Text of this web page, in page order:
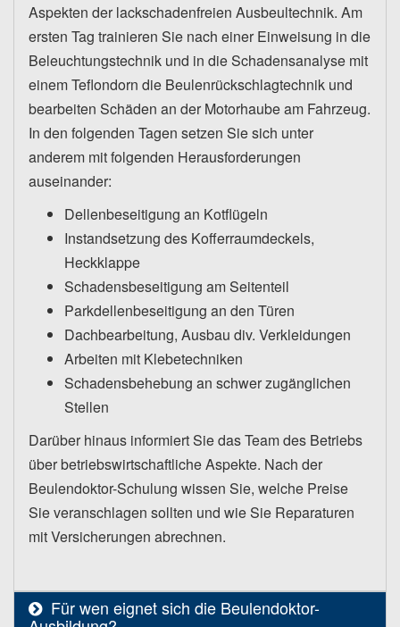
Aspekten der lackschadenfreien Ausbeultechnik. Am
ersten Tag trainieren Sie nach einer Einweisung in die
Beleuchtungstechnik und in die Schadensanalyse mit
einem Teflondorn die Beulenrückschlagtechnik und
bearbeiten Schäden an der Motorhaube am Fahrzeug.
In den folgenden Tagen setzen Sie sich unter
anderem mit folgenden Herausforderungen
auseinander:
Dellenbeseitigung an Kotflügeln
Instandsetzung des Kofferraumdeckels,
Heckklappe
Schadensbeseitigung am Seitenteil
Parkdellenbeseitigung an den Türen
Dachbearbeitung, Ausbau div. Verkleidungen
Arbeiten mit Klebetechniken
Schadensbehebung an schwer zugänglichen
Stellen
Darüber hinaus informiert Sie das Team des Betriebs
über betriebswirtschaftliche Aspekte. Nach der
Beulendoktor-Schulung wissen Sie, welche Preise
Sie veranschlagen sollten und wie Sie Reparaturen
mit Versicherungen abrechnen.
Für wen eignet sich die Beulendoktor-